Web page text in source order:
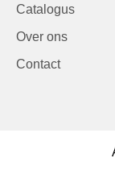
Catalogus
Over ons
Contact